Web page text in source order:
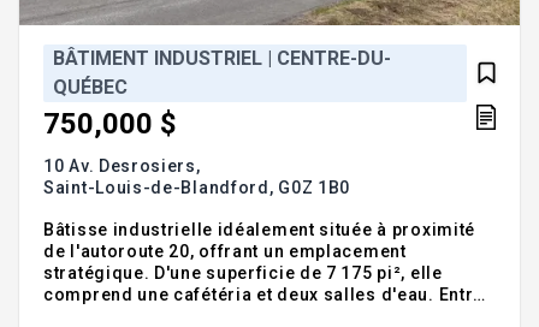
BÂTIMENT INDUSTRIEL | CENTRE-DU-
QUÉBEC
750,000 $
10 Av. Desrosiers,
Saint-Louis-de-Blandford, G0Z 1B0
Bâtisse industrielle idéalement située à proximité
de l'autoroute 20, offrant un emplacement
stratégique. D'une superficie de 7 175 pi², elle
comprend une cafétéria et deux salles d'eau. Entrée